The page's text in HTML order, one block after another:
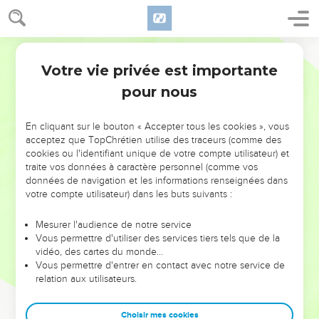
NE MANQUEZ PAS L’ÉVÉNEMENT
DE L’ANNÉE !
ET SI LEURS ERREURS POUVAIENT VOUS ÉVITER LES
VOTRES ?
leur foi ou leur vision. Mais on voit moins les doutes, les erreurs
et les saisons difficiles qu'ils ont traversés, alors même que ce
sont elles qui les ont façonnés.
Dans cette conférence, leaders, entrepreneurs, et responsables
clés pour avancer avec plus de sagesse afin que leurs erreurs
Votre vie privée est importante
pour nous
En cliquant sur le bouton « Accepter tous les cookies », vous
acceptez que TopChrétien utilise des traceurs (comme des
cookies ou l'identifiant unique de votre compte utilisateur) et
traite vos données à caractère personnel (comme vos
données de navigation et les informations renseignées dans
votre compte utilisateur) dans les buts suivants :
Mesurer l'audience de notre service
Vous permettre d'utiliser des services tiers tels que de la
vidéo, des cartes du monde…
Vous permettre d'entrer en contact avec notre service de
relation aux utilisateurs.
Choisir mes cookies